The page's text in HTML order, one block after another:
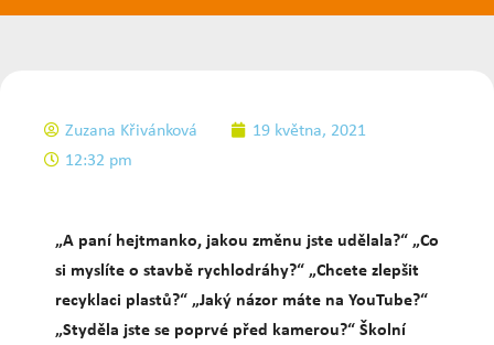
Zuzana Křivánková
19 května, 2021
12:32 pm
„A paní hejtmanko, jakou změnu jste udělala?“ „Co
si myslíte o stavbě rychlodráhy?“ „Chcete zlepšit
recyklaci plastů?“ „Jaký názor máte na YouTube?“
„Styděla jste se poprvé před kamerou?“ Školní